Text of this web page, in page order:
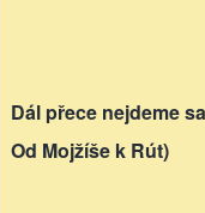
Dál přece nejdeme
Od Mojžíše k Rút)